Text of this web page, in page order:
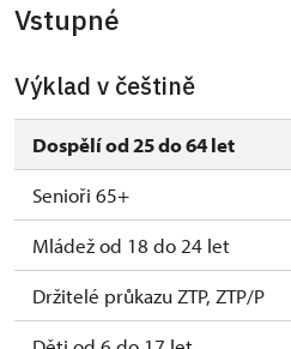
19. 12.
20. 12.-25.
12.
26. 12.-31.
12.
ne
Vstupné
Výklad v češtině
Dospělí od 25 do 64 let
Senioři 65+
Mládež od 18 do 24 let
Držitelé průkazu ZTP, ZTP/P